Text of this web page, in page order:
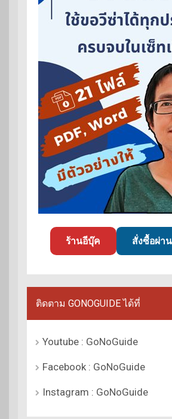
ร้านอีบุ๊ค สั่งซื้อผ่า
ติดตาม GONOGUIDE ได้ที่
Youtube : GoNoGuide
Facebook : GoNoGuide
Instagram : GoNoGuide